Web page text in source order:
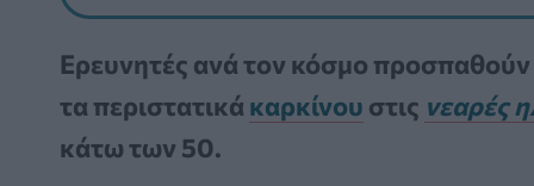
Ερευνητές ανά τον κόσμο
τα περιστατικά καρκίνου στις νεαρές
κάτω των 50.